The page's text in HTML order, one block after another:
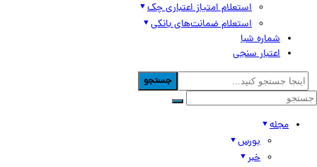
استعلام امتیاز اعتباری چک
استعلام ضمانت‌های بانکی
شماره شبا
اعتبار سنجی
جستجو
مجله
بورس
خبر